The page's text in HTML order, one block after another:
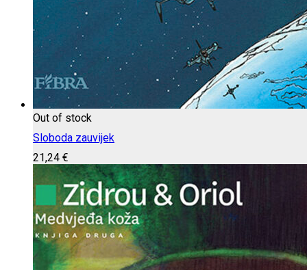
Out of stock
Sloboda zauvijek
21,24 €